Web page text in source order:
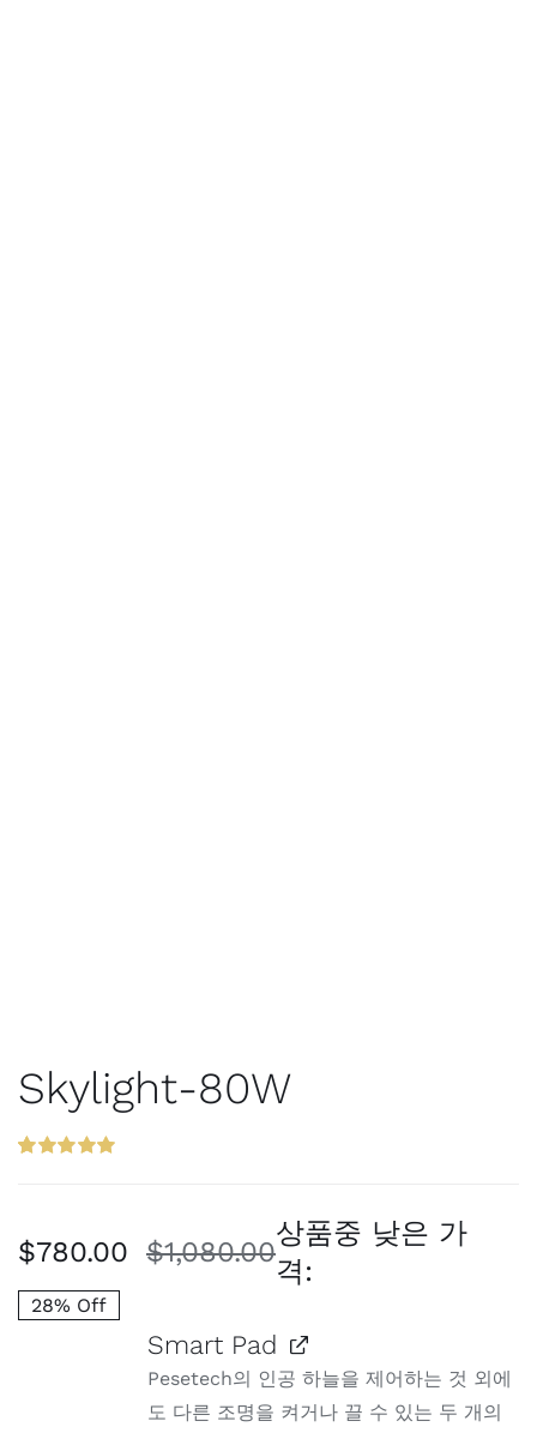
Skylight-80W
로 평가됨
상품중 낮은 가
격:
$1,080.00
격:
$780.00
격:
28% Off
Smart Pad
Pesetech의 인공 하늘을 제어하는 것 외에
도 다른 조명을 켜거나 끌 수 있는 두 개의